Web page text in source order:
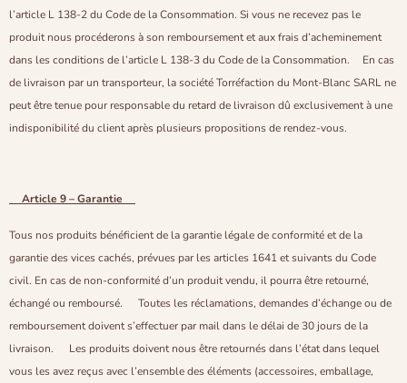
l’article L 138-2 du Code de la Consommation. Si vous ne recevez pas le
produit nous procéderons à son remboursement et aux frais d’acheminement
dans les conditions de l’article L 138-3 du Code de la Consommation. En cas
de livraison par un transporteur, la société Torréfaction du Mont-Blanc SARL ne
peut être tenue pour responsable du retard de livraison dû exclusivement à une
indisponibilité du client après plusieurs propositions de rendez-vous.
Article 9 – Garantie
Tous nos produits bénéficient de la garantie légale de conformité et de la
garantie des vices cachés, prévues par les articles 1641 et suivants du Code
civil. En cas de non-conformité d’un produit vendu, il pourra être retourné,
échangé ou remboursé. Toutes les réclamations, demandes d’échange ou de
remboursement doivent s’effectuer par mail dans le délai de 30 jours de la
livraison. Les produits doivent nous être retournés dans l’état dans lequel
vous les avez reçus avec l’ensemble des éléments (accessoires, emballage,